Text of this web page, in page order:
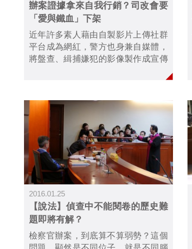
辦案證據拿來自我行銷？司改會要
「愛與鐵血」下架
近年許多素人藉由自製影片上傳社群
平台成為網紅，警方也身兼自媒體，
將盤查、緝捕嫌犯的影像製作成宣傳
傳。但民間司法改革基金會與警察工
查不公開原則，要求下架並停止製作
影片。
2016.01.25
【說法】偵查中不能閱卷的歷史難
題即將有解？
檢察官辦案，到底算不算弱勢？這個